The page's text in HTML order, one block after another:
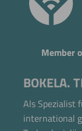
Member
BOKELA.
Als Spezialist
international